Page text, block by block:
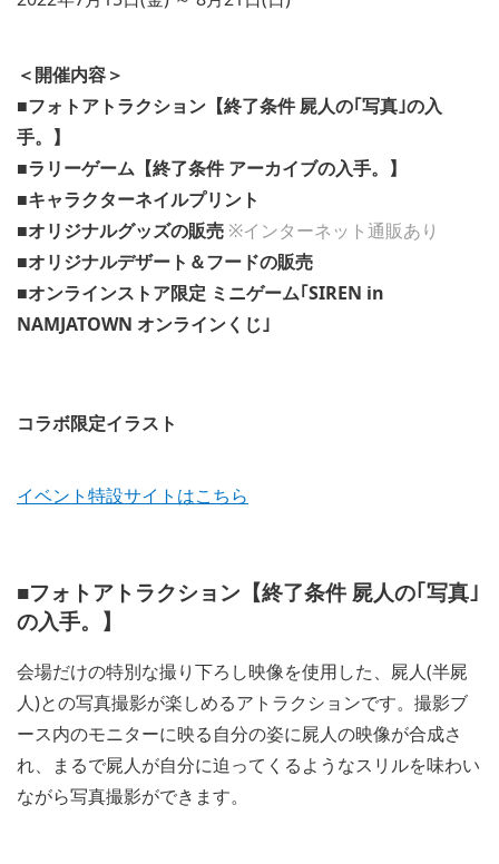
＜開催内容＞
■フォトアトラクション【終了条件 屍人の｢写真｣の入
手。】
■ラリーゲーム【終了条件 アーカイブの入手。】
■キャラクターネイルプリント
■オリジナルグッズの販売 ※インターネット通販あり
■オリジナルデザート＆フードの販売
■オンラインストア限定 ミニゲーム｢SIREN in
NAMJATOWN オンラインくじ｣
コラボ限定イラスト
イベント特設サイトはこちら
■フォトアトラクション【終了条件 屍人の｢写真｣
の入手。】
会場だけの特別な撮り下ろし映像を使用した、屍人(半屍
人)との写真撮影が楽しめるアトラクションです。撮影ブ
ース内のモニターに映る自分の姿に屍人の映像が合成さ
れ、まるで屍人が自分に迫ってくるようなスリルを味わい
ながら写真撮影ができます。